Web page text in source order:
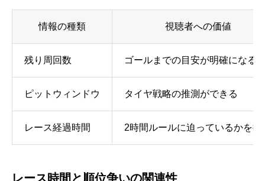
情報の種類 視聴者への価値
残り周回数 ゴールまでの目安が明確になる
ピットウィンドウ タイヤ戦略の推測ができる
レース経過時間 2時間ルールに迫っているかを把
レース時間と順位争いの関連性